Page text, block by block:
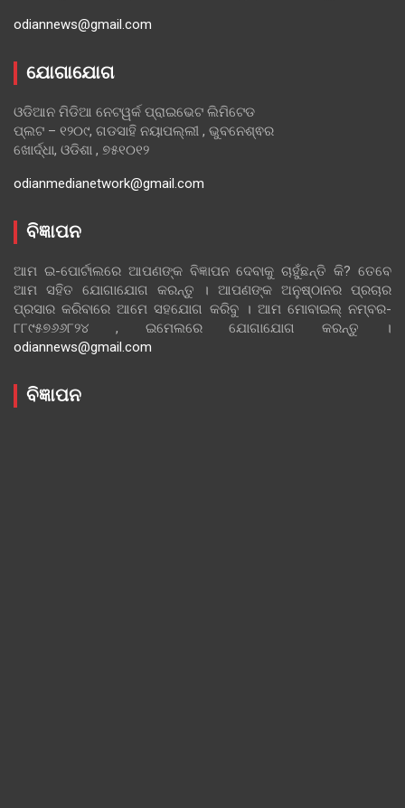
odiannews@gmail.com
ଯୋଗାଯୋଗ
ଓଡିଆନ ମିଡିଆ ନେଟୱର୍କ ପ୍ରାଇଭେଟ ଲିମିଟେଡ
ପ୍ଲଟ – ୧୨୦୯, ଗଡସାହି ନୟାପଲ୍ଲୀ , ଭୁବନେଶ୍ଵର
ଖୋର୍ଦ୍ଧା, ଓଡିଶା , ୭୫୧୦୧୨
odianmedianetwork@gmail.com
ବିଜ୍ଞାପନ
ଆମ ଇ-ପୋର୍ଟାଲରେ ଆପଣଙ୍କ ବିଜ୍ଞାପନ ଦେବାକୁ ଚାହୁଁଛନ୍ତି କି? ତେବେ
ଆମ ସହିତ ଯୋଗାଯୋଗ କରନ୍ତୁ । ଆପଣଙ୍କ ଅନୁଷ୍ଠାନର ପ୍ରଚାର
ପ୍ରସାର କରିବାରେ ଆମେ ସହଯୋଗ କରିବୁ । ଆମ ମୋବାଇଲ୍ ନମ୍ବର-
୮୮୯୫୭୬୬୮୨୪ , ଇମେଲରେ ଯୋଗାଯୋଗ କରନ୍ତୁ ।
odiannews@gmail.com
ବିଜ୍ଞାପନ